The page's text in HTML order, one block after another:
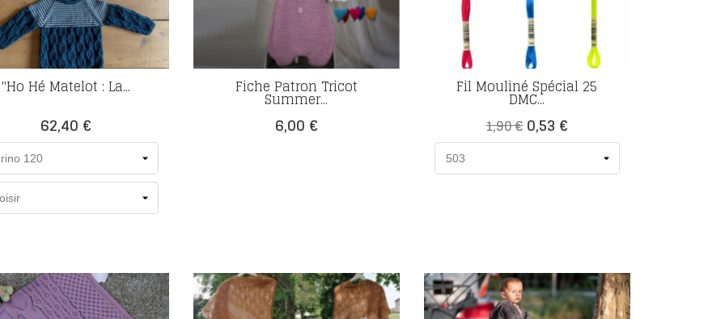
"Ho Hé Matelot : La...
Prix
62,40 €
Fiche Patron Tricot
Summer...
Prix
6,00 €
Fil Mouliné Spécial 25
DMC...
Prix
de
1,90 €Prix
0,53 €